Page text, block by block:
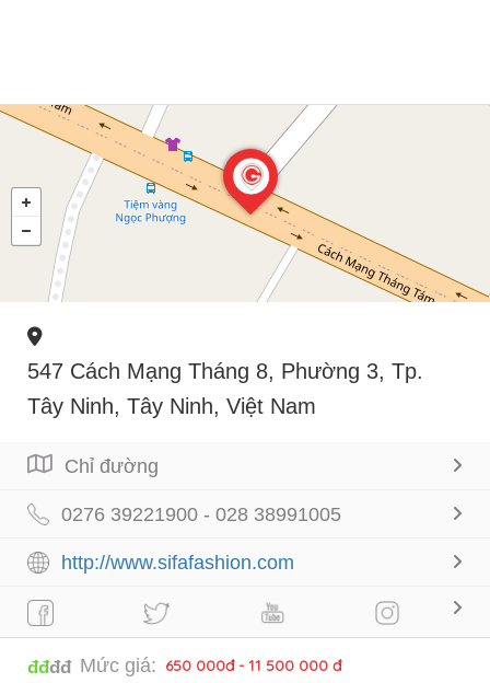
547 Cách Mạng Tháng 8, Phường 3, Tp.
Tây Ninh, Tây Ninh, Việt Nam
Chỉ đường
0276 39221900 - 028 38991005
http://www.sifafashion.com
đđđđ Mức giá: 650 000đ - 11 500 000 đ